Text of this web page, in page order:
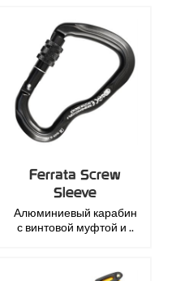
Ferrata Screw
Sleeve
Алюминиевый карабин
с винтовой муфтой и ..